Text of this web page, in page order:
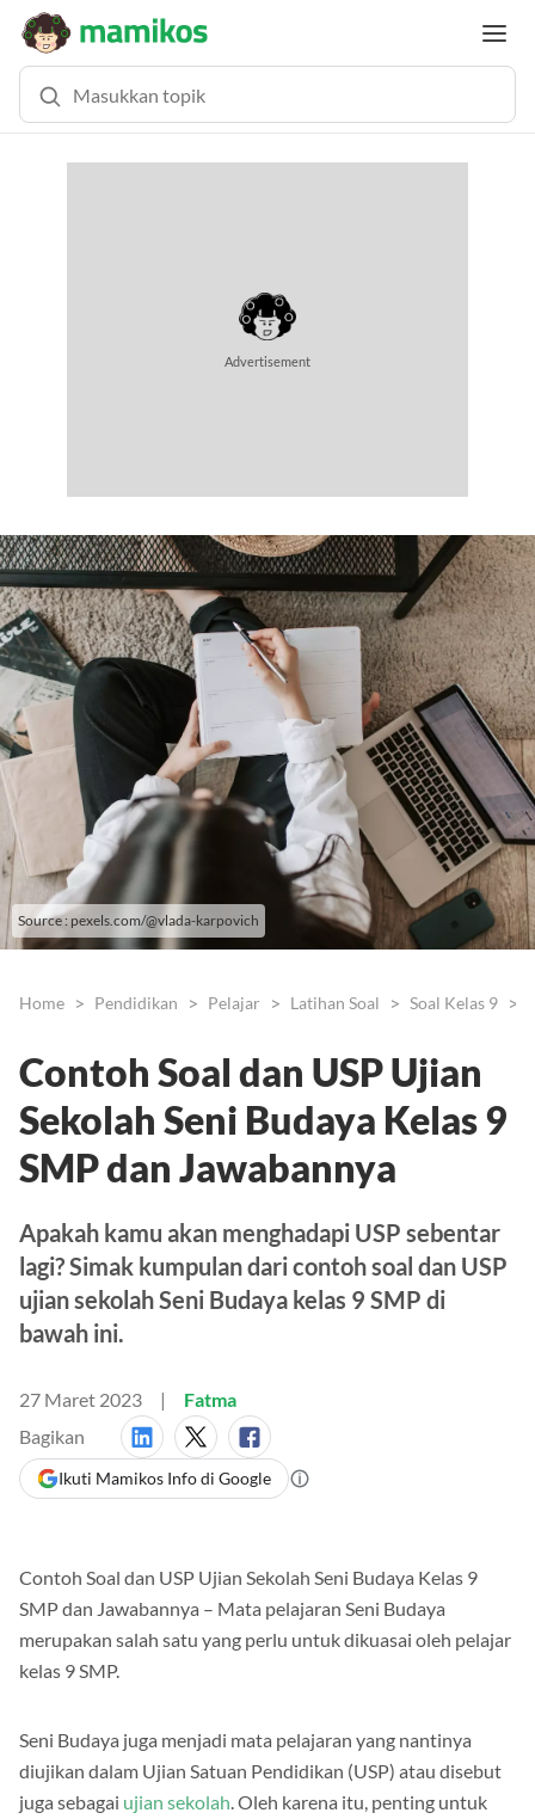
Advertisement
Source : pexels.com/@vlada-karpovich
Home Pendidikan Pelajar Latihan Soal Soal Kelas 9
Contoh Soal dan USP Ujian
Sekolah Seni Budaya Kelas 9
SMP dan Jawabannya
Apakah kamu akan menghadapi USP sebentar
lagi? Simak kumpulan dari contoh soal dan USP
ujian sekolah Seni Budaya kelas 9 SMP di
bawah ini.
27 Maret 2023
Fatma
Bagikan
Ikuti Mamikos Info di Google
Contoh Soal dan USP Ujian Sekolah Seni Budaya Kelas 9
SMP dan Jawabannya – Mata pelajaran Seni Budaya
merupakan salah satu yang perlu untuk dikuasai oleh pelajar
kelas 9 SMP.
Seni Budaya juga menjadi mata pelajaran yang nantinya
diujikan dalam Ujian Satuan Pendidikan (USP) atau disebut
juga sebagai ujian sekolah. Oleh karena itu, penting untuk